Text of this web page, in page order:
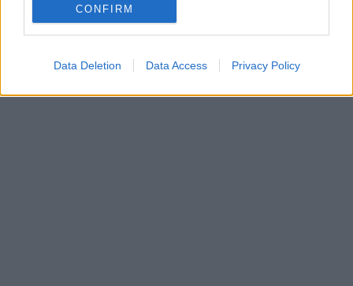
CONFIRM
Data Deletion Data Access Privacy Policy